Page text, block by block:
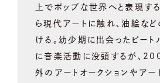
上でポップな世界へと表現す
ら現代アートに触れ、油絵な
ける。幼少期に出会ったビート
に音楽活動に没頭するが、
外のアートオークションやアー